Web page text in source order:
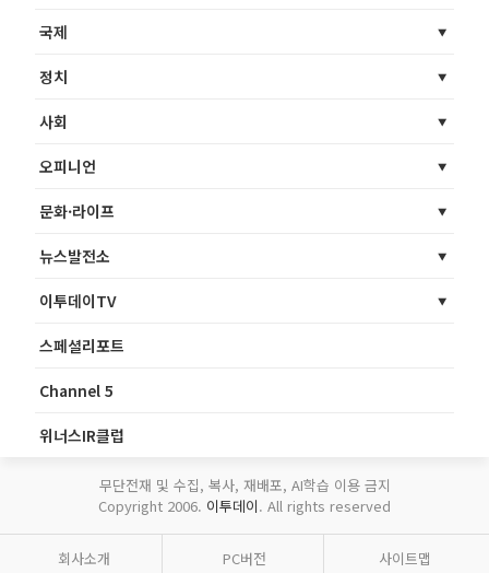
국제
정치
사회
오피니언
문화·라이프
뉴스발전소
이투데이TV
스페셜리포트
Channel 5
위너스IR클럽
무단전재 및 수집, 복사, 재배포, AI학습 이용 금지
Copyright 2006. 이투데이. All rights reserved
회사소개 PC버전 사이트맵